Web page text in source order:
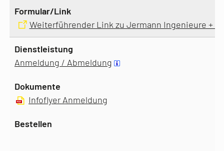
Weiterführender Link zu Jermann Ingenieure +
Anmeldung / Abmeldung
Infoflyer Anmeldung